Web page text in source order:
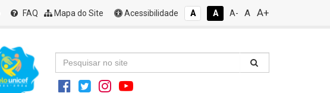
FAQ Mapa do Site Acessibilidade A A A- A A+